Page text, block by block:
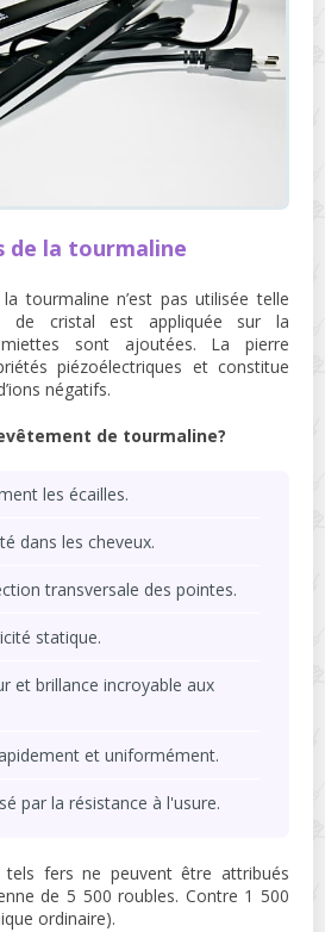
de la tourmaline
tourmaline n’est pas utilisée telle
de cristal est appliquée sur la
sont ajoutées. La pierre
piézoélectriques et constitue
négatifs.
de tourmaline?
les écailles.
dans les cheveux.
transversale des pointes.
statique.
et brillance incroyable aux
et uniformément.
par la résistance à l'usure.
tels fers ne peuvent être attribués
de 5 500 roubles. Contre 1 500
ordinaire).